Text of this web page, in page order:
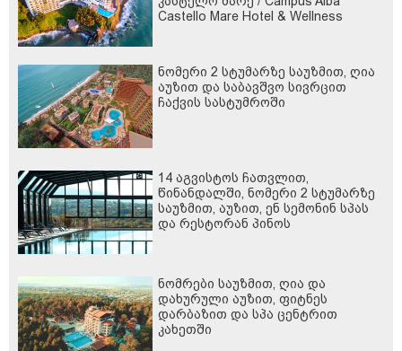
Castello Mare Hotel & Wellness
ნომერი 2 სტუმარზე საუზმით, ღია
აუზით და საბავშვო სივრცით
ჩაქვის სასტუმროში
14 აგვისტოს ჩათვლით,
წინანდალში, ნომერი 2 სტუმარზე
საუზმით, აუზით, ენ სემონინ სპას
და რესტორან პინოს
ნომრები საუზმით, ღია და
დახურული აუზით, ფიტნეს
დარბაზით და სპა ცენტრით
კახეთში